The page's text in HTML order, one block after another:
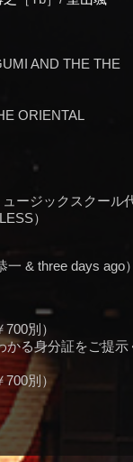
AND THE THE
ORIENTAL
ージックスクール
）
一 & three days ago
別）
かる身分証をご提示
別）